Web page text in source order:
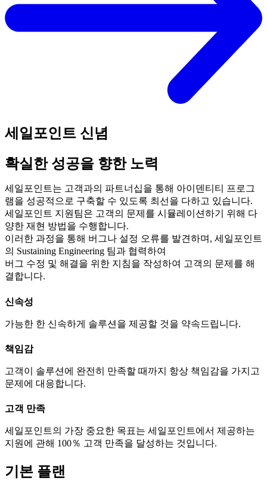
세일포인트 신념
확실한 성공을 향한 노력
세일포인트는 고객과의 파트너십을 통해 아이덴티티 프로그
램을 성공적으로 구축할 수 있도록 최선을 다하고 있습니다.
세일포인트 지원팀은 고객의 문제를 시뮬레이션하기 위해 다
양한 재현 방법을 수행합니다.
이러한 과정을 통해 버그나 설정 오류를 발견하며, 세일포인트
의 Sustaining Engineering 팀과 협력하여
버그 수정 및 해결을 위한 지침을 작성하여 고객의 문제를 해
결합니다.
신속성
가능한 한 신속하게 솔루션을 제공할 것을 약속드립니다.
책임감
고객이 솔루션에 완전히 만족할 때까지 항상 책임감을 가지고
문제에 대응합니다.
고객 만족
세일포인트의 가장 중요한 목표는 세일포인트에서 제공하는
지원에 관해 100％ 고객 만족을 달성하는 것입니다.
기본 플랜